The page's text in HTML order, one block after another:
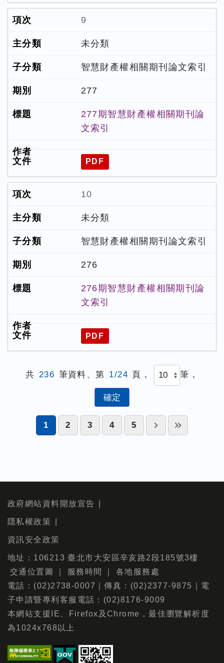
9
未分類
智慧財產權相關期刊論文索引
277
277期智慧財產權相關期刊論
文索引
PDF
10
未分類
智慧財產權相關期刊論文索引
276
276期智慧財產權相關期刊論
文索引
PDF
共 236 筆資料、第 1/24 頁， 筆，
1 2 3 4 5
政府網站資料開放宣告
隱私權政策
資訊安全政策
地址：106213 臺北市大安區辛亥路2段185號3樓
交通位置圖
服務時間
各地服務處
電話：(02)2738-0007｜傳真：(02)2377-9875｜電
子申請暨專利客服電話：(02)8176-9009
本網站支援IE、Firefox及Chrome，最佳瀏覽解析度
為1024x768以上